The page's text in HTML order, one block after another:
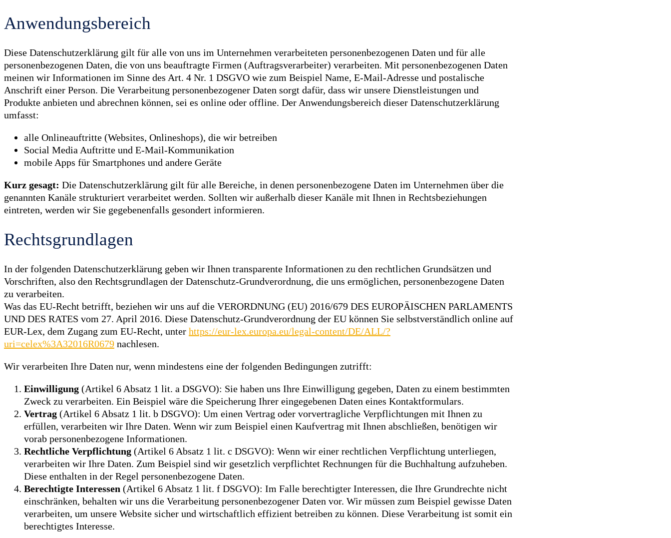
Anwendungsbereich
Diese Datenschutzerklärung gilt für alle von uns im Unternehmen verarbeiteten personenbezogenen Daten und für alle
personenbezogenen Daten, die von uns beauftragte Firmen (Auftragsverarbeiter) verarbeiten. Mit personenbezogenen Daten
meinen wir Informationen im Sinne des Art. 4 Nr. 1 DSGVO wie zum Beispiel Name, E-Mail-Adresse und postalische
Anschrift einer Person. Die Verarbeitung personenbezogener Daten sorgt dafür, dass wir unsere Dienstleistungen und
Produkte anbieten und abrechnen können, sei es online oder offline. Der Anwendungsbereich dieser Datenschutzerklärung
umfasst:
alle Onlineauftritte (Websites, Onlineshops), die wir betreiben
Social Media Auftritte und E-Mail-Kommunikation
mobile Apps für Smartphones und andere Geräte
Kurz gesagt: Die Datenschutzerklärung gilt für alle Bereiche, in denen personenbezogene Daten im Unternehmen über die
genannten Kanäle strukturiert verarbeitet werden. Sollten wir außerhalb dieser Kanäle mit Ihnen in Rechtsbeziehungen
eintreten, werden wir Sie gegebenenfalls gesondert informieren.
Rechtsgrundlagen
In der folgenden Datenschutzerklärung geben wir Ihnen transparente Informationen zu den rechtlichen Grundsätzen und
Vorschriften, also den Rechtsgrundlagen der Datenschutz-Grundverordnung, die uns ermöglichen, personenbezogene Daten
zu verarbeiten.
Was das EU-Recht betrifft, beziehen wir uns auf die VERORDNUNG (EU) 2016/679 DES EUROPÄISCHEN PARLAMENTS
UND DES RATES vom 27. April 2016. Diese Datenschutz-Grundverordnung der EU können Sie selbstverständlich online auf
EUR-Lex, dem Zugang zum EU-Recht, unter https://eur-lex.europa.eu/legal-content/DE/ALL/?
uri=celex%3A32016R0679 nachlesen.
Wir verarbeiten Ihre Daten nur, wenn mindestens eine der folgenden Bedingungen zutrifft:
Einwilligung (Artikel 6 Absatz 1 lit. a DSGVO): Sie haben uns Ihre Einwilligung gegeben, Daten zu einem bestimmten
Zweck zu verarbeiten. Ein Beispiel wäre die Speicherung Ihrer eingegebenen Daten eines Kontaktformulars.
Vertrag (Artikel 6 Absatz 1 lit. b DSGVO): Um einen Vertrag oder vorvertragliche Verpflichtungen mit Ihnen zu
erfüllen, verarbeiten wir Ihre Daten. Wenn wir zum Beispiel einen Kaufvertrag mit Ihnen abschließen, benötigen wir
vorab personenbezogene Informationen.
Rechtliche Verpflichtung (Artikel 6 Absatz 1 lit. c DSGVO): Wenn wir einer rechtlichen Verpflichtung unterliegen,
verarbeiten wir Ihre Daten. Zum Beispiel sind wir gesetzlich verpflichtet Rechnungen für die Buchhaltung aufzuheben.
Diese enthalten in der Regel personenbezogene Daten.
Berechtigte Interessen (Artikel 6 Absatz 1 lit. f DSGVO): Im Falle berechtigter Interessen, die Ihre Grundrechte nicht
einschränken, behalten wir uns die Verarbeitung personenbezogener Daten vor. Wir müssen zum Beispiel gewisse Daten
verarbeiten, um unsere Website sicher und wirtschaftlich effizient betreiben zu können. Diese Verarbeitung ist somit ein
berechtigtes Interesse.